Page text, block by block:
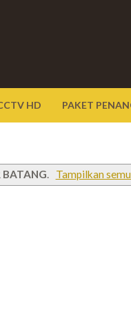
HD PAKET
BATANG. Tampilkan